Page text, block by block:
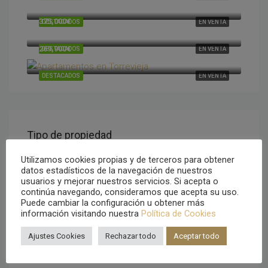
EN VENTA
DESTACADOS
EN VENTA
DESTACADOS
375,000€
EN VENTA
DESTACADOS
269,900€
Tipo de propiedad
Villa
Apartamentos
Residencial
Adosados
Utilizamos cookies propias y de terceros para obtener
datos estadísticos de la navegación de nuestros
usuarios y mejorar nuestros servicios. Si acepta o
continúa navegando, consideramos que acepta su uso.
Puede cambiar la configuración u obtener más
información visitando nuestra Política de Cookies
Ajustes Cookies Rechazar todo Aceptar todo